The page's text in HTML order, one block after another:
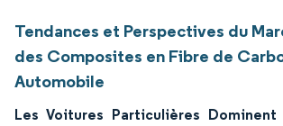
Tendances et Perspectives du
des Composites en Fibre de
Automobile
Les Voitures Particulières